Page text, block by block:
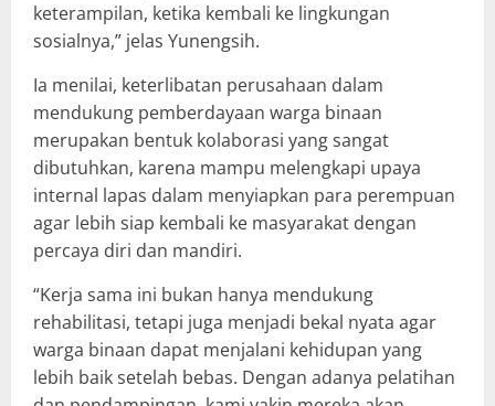
keterampilan, ketika kembali ke lingkungan
sosialnya,” jelas Yunengsih.
Ia menilai, keterlibatan perusahaan dalam
mendukung pemberdayaan warga binaan
merupakan bentuk kolaborasi yang sangat
dibutuhkan, karena mampu melengkapi upaya
internal lapas dalam menyiapkan para perempuan
agar lebih siap kembali ke masyarakat dengan
percaya diri dan mandiri.
“Kerja sama ini bukan hanya mendukung
rehabilitasi, tetapi juga menjadi bekal nyata agar
warga binaan dapat menjalani kehidupan yang
lebih baik setelah bebas. Dengan adanya pelatihan